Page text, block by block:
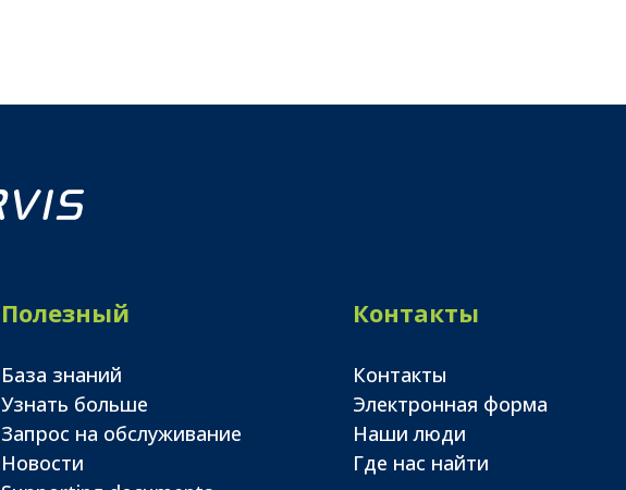
Полезный
База знаний
Узнать больше
Запрос на обслуживание
Новости
Контакты
Контакты
Электронная форма
Наши люди
Где нас найти